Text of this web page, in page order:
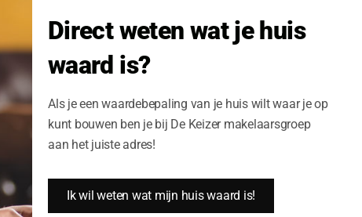
Volledige Naam:
Schrijf me nu in
Direct weten wat je huis
waard is?
Als je een waardebepaling van je huis wilt waar je op
kunt bouwen ben je bij De Keizer makelaarsgroep
aan het juiste adres!
Ik wil weten wat mijn huis waard is!